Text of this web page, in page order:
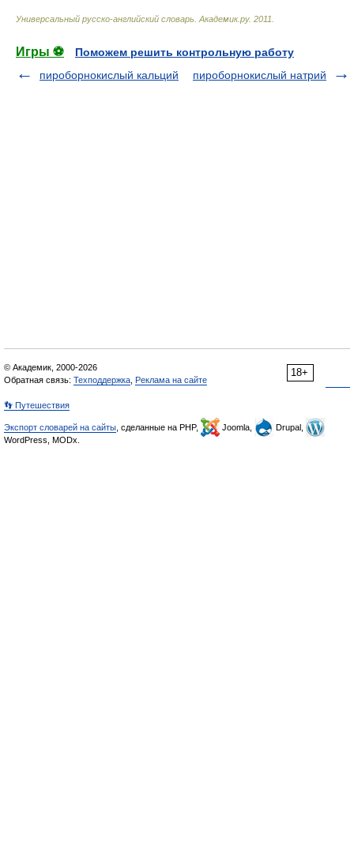
Универсальный русско-английский словарь Академик.ру. 2011
Игры ⚽
Поможем решить контрольную работу
пироборнокислый кальций
пироборнокислый натрий
18+
© Академик, 2000-2026
Обратная связь: Техподдержка Реклама на сайте
👣 Путешествия
Экспорт словарей на сайты , сделанные на PHP, Joomla,
Drupal,
WordPress, MODx.